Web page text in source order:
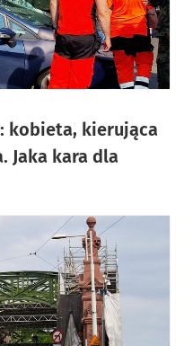
kobieta, kierująca
Jaka kara dla